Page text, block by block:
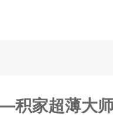
积家超薄大